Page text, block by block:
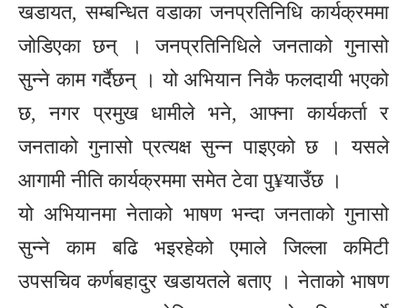
खडायत, सम्बन्धित वडाका जनप्रतिनिधि कार्यक्रममा
जोडिएका छन् । जनप्रतिनिधिले जनताको गुनासो
सुन्ने काम गर्दैछन् । यो अभियान निकै फलदायी भएको
छ, नगर प्रमुख धामीले भने, आफ्ना कार्यकर्ता र
जनताको गुनासो प्रत्यक्ष सुन्न पाइएको छ । यसले
आगामी नीति कार्यक्रममा समेत टेवा पु¥याउँछ ।
यो अभियानमा नेताको भाषण भन्दा जनताको गुनासो
सुन्ने काम बढि भइरहेको एमाले जिल्ला कमिटी
उपसचिव कर्णबहादुर खडायतले बताए । नेताको भाषण